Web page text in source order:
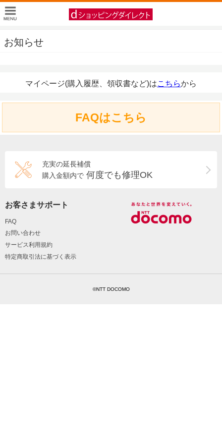
お知らせ
マイページ(購入履歴、領収書など)はこちらから
FAQはこちら
充実の延長補償
購入金額内で 何度でも修理OK
お客さまサポート
FAQ
お問い合わせ
サービス利用規約
特定商取引法に基づく表示
©NTT DOCOMO